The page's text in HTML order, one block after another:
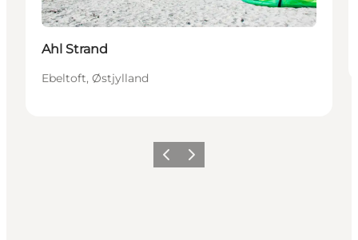
Ahl Strand
Ebeltoft, Østjylland
ForrigeNæste